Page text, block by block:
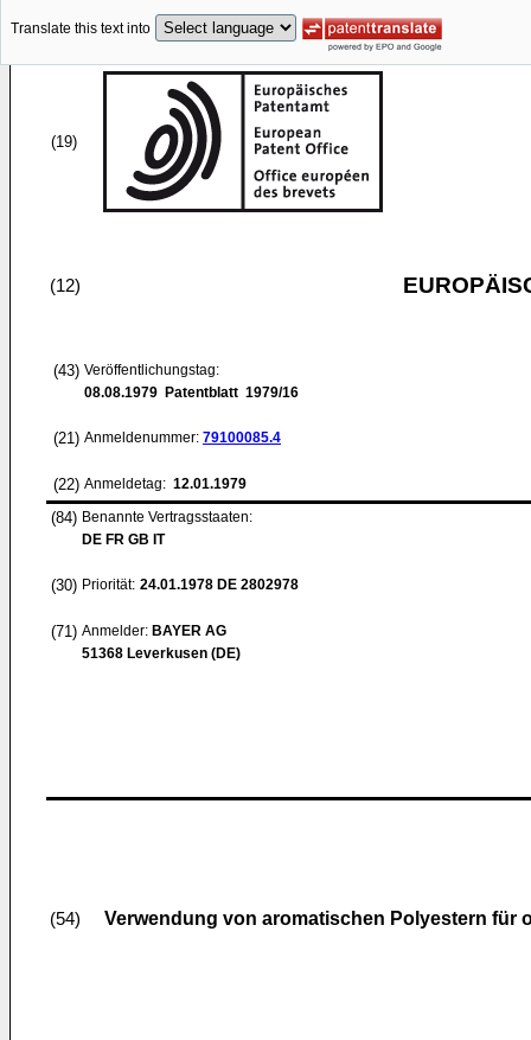
Translate this text into
(19)
(12)
(43) Veröffentlichungstag:
08.08.1979 Patentblatt 1979/16
(21) Anmeldenummer: 79100085.4
(22) Anmeldetag: 12.01.1979
(84) Benannte Vertragsstaaten:
DE FR GB IT
(30) Priorität: 24.01.1978 DE 2802978
(71) Anmelder: BAYER AG
51368 Leverkusen (DE)
(54) Verwendung von aromatischen Polyestern für